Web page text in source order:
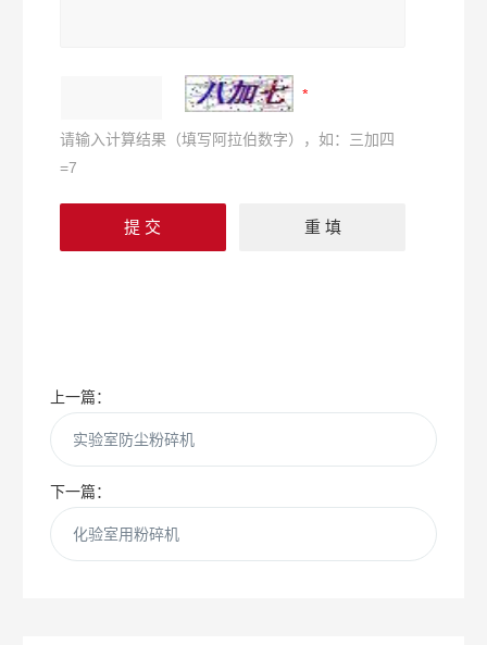
请输入计算结果（填写阿拉伯数字），如：三加四
=7
上一篇：
实验室防尘粉碎机
下一篇：
化验室用粉碎机